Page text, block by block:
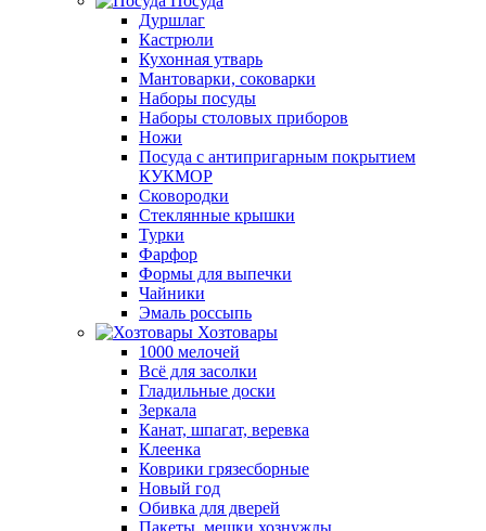
Дуршлаг
Кастрюли
Кухонная утварь
Мантоварки, соковарки
Наборы посуды
Наборы столовых приборов
Ножи
Посуда с антипригарным покрытием
КУКМОР
Сковородки
Стеклянные крышки
Турки
Фарфор
Формы для выпечки
Чайники
Эмаль россыпь
Хозтовары
1000 мелочей
Всё для засолки
Гладильные доски
Зеркала
Канат, шпагат, веревка
Клеенка
Коврики грязесборные
Новый год
Обивка для дверей
Пакеты, мешки хознужды